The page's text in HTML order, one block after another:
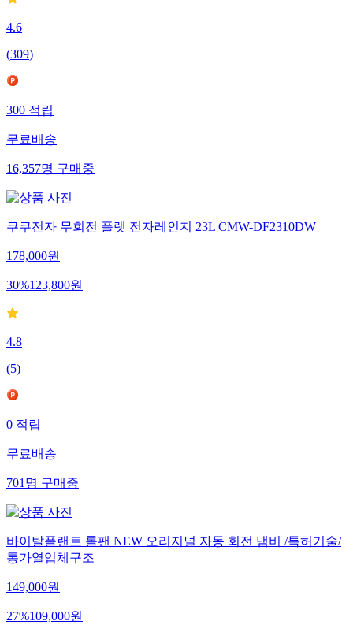
4.6
(309)
300적립
무료배송
16,357명구매중
쿠쿠전자 무회전 플랫 전자레인지 23L CMW-DF2310DW
178,000원
30%123,800원
4.8
(5)
0적립
무료배송
701명구매중
바이탈플랜트 롤팬 NEW 오리지널 자동 회전 냄비 /특허기술/
통가열입체구조
149,000원
27%109,000원